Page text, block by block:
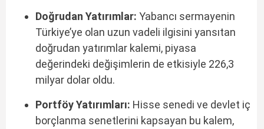
Doğrudan Yatırımlar: Yabancı sermayenin
Türkiye’ye olan uzun vadeli ilgisini yansıtan
doğrudan yatırımlar kalemi, piyasa
değerindeki değişimlerin de etkisiyle 226,3
milyar dolar oldu.
Portföy Yatırımları: Hisse senedi ve devlet iç
borçlanma senetlerini kapsayan bu kalem,